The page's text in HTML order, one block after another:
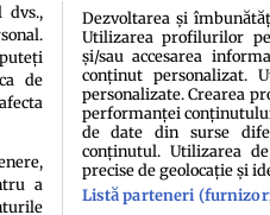
de cookiesTermeni şi condiţii
dvs.,
de
a
Dezvoltarea și
Utilizarea profilurilor
și/sau accesarea
conținut personalizat.
personalizate. Crearea
performanței
de date din surse
conținutul. Utilizarea
precise de geolocație și
Listă parteneri